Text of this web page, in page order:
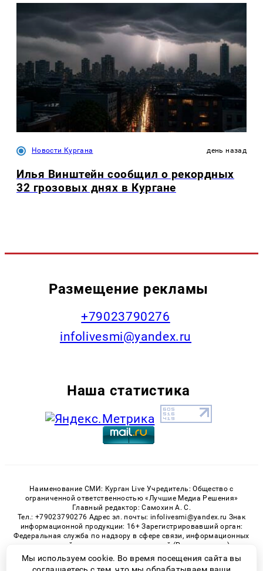
Новости Кургана день назад
Илья Винштейн сообщил о рекордных
32 грозовых днях в Кургане
Размещение рекламы
+79023790276
infolivesmi@yandex.ru
Наша статистика
Наименование СМИ: Курган Live Учредитель: Общество с
ограниченной ответственностью «Лучшие Медиа Решения»
Главный редактор: Самохин А. С.
Тел.: +79023790276 Адрес эл. почты: infolivesmi@yandex.ru Знак
информационной продукции: 16+ Зарегистрировавший орган:
Федеральная служба по надзору в сфере связи, информационных
технологий и массовых коммуникаций (Роскомнадзор)
Регистрационный номер СМИ ЭЛ № ФС 77 - 82535 от 21.01.2022
Мы используем cookie. Во время посещения сайта вы